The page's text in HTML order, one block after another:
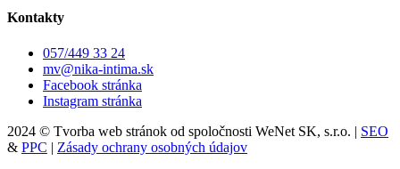
Kontakty
057/449 33 24
mv@nika-intima.sk
Facebook stránka
Instagram stránka
2024 © Tvorba web stránok od spoločnosti WeNet SK, s.r.o. | SEO
& PPC | Zásady ochrany osobných údajov